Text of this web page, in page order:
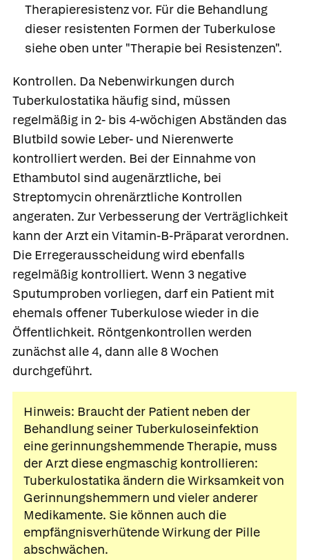
Therapieresistenz vor. Für die Behandlung
dieser resistenten Formen der Tuberkulose
siehe oben unter "Therapie bei Resistenzen".
Kontrollen. Da Nebenwirkungen durch
Tuberkulostatika häufig sind, müssen
regelmäßig in 2- bis 4-wöchigen Abständen das
Blutbild sowie Leber- und Nierenwerte
kontrolliert werden. Bei der Einnahme von
Ethambutol sind augenärztliche, bei
Streptomycin ohrenärztliche Kontrollen
angeraten. Zur Verbesserung der Verträglichkeit
kann der Arzt ein Vitamin-B-Präparat verordnen.
Die Erregerausscheidung wird ebenfalls
regelmäßig kontrolliert. Wenn 3 negative
Sputumproben vorliegen, darf ein Patient mit
ehemals offener Tuberkulose wieder in die
Öffentlichkeit. Röntgenkontrollen werden
zunächst alle 4, dann alle 8 Wochen
durchgeführt.
Hinweis: Braucht der Patient neben der
Behandlung seiner Tuberkuloseinfektion
eine gerinnungshemmende Therapie, muss
der Arzt diese engmaschig kontrollieren:
Tuberkulostatika ändern die Wirksamkeit von
Gerinnungshemmern und vieler anderer
Medikamente. Sie können auch die
empfängnisverhütende Wirkung der Pille
abschwächen.